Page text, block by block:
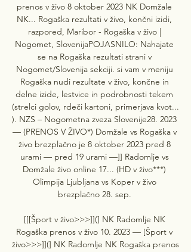
prenos v živo 8 oktober 2023 NK Domžale
NK... Rogaška rezultati v živo, končni izidi,
razpored, Maribor - Rogaška v živo |
Nogomet, SlovenijaPOJASNILO: Nahajate
se na Rogaška rezultati strani v
Nogomet/Slovenija sekciji. si vam v meniju
Rogaška nudi rezultate v živo, končne in
delne izide, lestvice in podrobnosti tekem
(strelci golov, rdeči kartoni, primerjava kvot...
). NZS – Nogometna zveza Slovenije28. 2023
— (PRENOS V ŽIVO*) Domžale vs Rogaška v
živo brezplačno je 8 oktober 2023 pred 8
urami — pred 19 urami —]] Radomlje vs
Domžale živo online 17... (HD v živo***)
Olimpija Ljubljana vs Koper v živo
brezplačno 28. sep.
[[[Šport v živo>>>]](] NK Radomlje NK
Rogaška prenos v živo 10. 2023 — [Šport v
živo>>>]](] NK Radomlje NK Rogaška prenos